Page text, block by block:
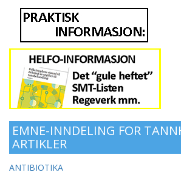
EMNE-INNDELING FOR
ARTIKLER
ANTIBIOTIKA